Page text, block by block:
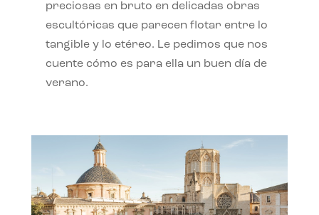
preciosas en bruto en delicadas obras
escultóricas que parecen flotar entre lo
tangible y lo etéreo. Le pedimos que nos
cuente cómo es para ella un buen día de
verano.